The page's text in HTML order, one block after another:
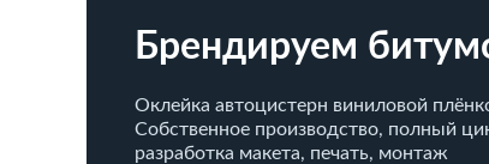
Брендируем
Оклейка автоцистерн виниловой
Собственное производство, полный
разработка макета, печать, монтаж